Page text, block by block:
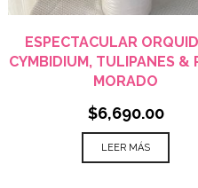
ESPECTACULAR
CYMBIDIUM, TULIPANES &
MORADO
$6,690.00
LEER MÁS